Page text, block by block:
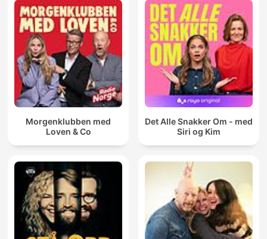
Morgenklubben med
Loven & Co
Det Alle Snakker Om - med
Siri og Kim